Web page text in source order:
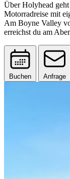
Über Holyhead
Motorradreise mit
Am Boyne Valley
erreichst du am
Buchen Anfrage